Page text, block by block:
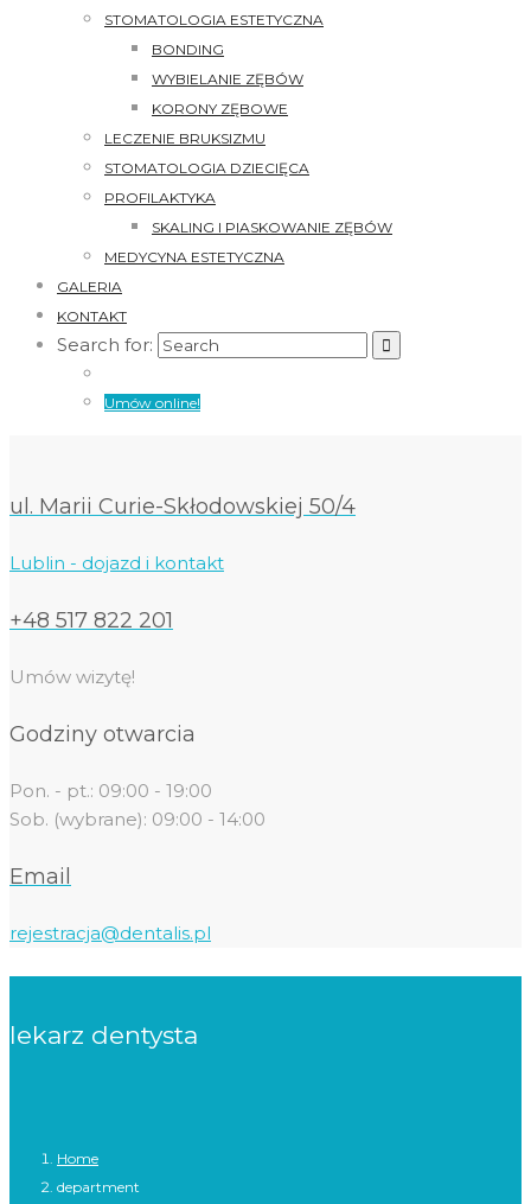
STOMATOLOGIA ESTETYCZNA
BONDING
WYBIELANIE ZĘBÓW
KORONY ZĘBOWE
LECZENIE BRUKSIZMU
STOMATOLOGIA DZIECIĘCA
PROFILAKTYKA
SKALING I PIASKOWANIE ZĘBÓW
MEDYCYNA ESTETYCZNA
GALERIA
KONTAKT
Search for:
Umów online!
ul. Marii Curie-Skłodowskiej 50/4
Lublin - dojazd i kontakt
+48 517 822 201
Umów wizytę!
Godziny otwarcia
Pon. - pt.: 09:00 - 19:00
Sob. (wybrane): 09:00 - 14:00
Email
rejestracja@dentalis.pl
lekarz dentysta
Home
department